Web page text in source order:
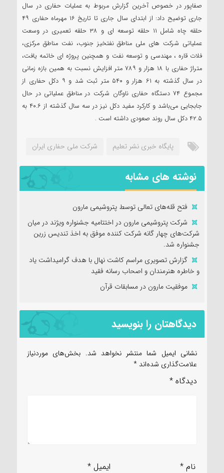
صفاپور در خصوص آخرین گزارش مربوط به عملیات حفاری در سال
جاری توضیح داد: از ابتدای سال جاری تا تاریخ ۱۶ مهرماه حفاری ۴۹
حلقه چاه شامل ۱۱ حلقه توسعه ای و ۳۸ حلقه تعمیری در وسعت
عملیاتی شرکت های ملی مناطق نفتخیز جنوب، نفت مناطق مرکزی،
فلات قاره ، مهندسی و توسعه نفت و همچنین پروژه ای خاتمه یافت،
متراژ حفاری با ۱۸ هزار و ۷۸۹ متر افزایش نسبت به همین بازه زمانی
در سال گذشته به ۶۱ هزار و ۵۴۰ متر ثبت شد و ۹ دکل حفاری از
مجموع ۷۴ دستگاه حفاری ناوگان شرکت در مناطق عملیاتی در حال
جابجایی می‌باشد و کارکرد مفید دکل نیز در سه سال گذشته از ۴۰.۶ به
۴۲.۵ دکل سال روند صعودی داشته است .
پایگاه خبری نشر تعلیم شرکت ملی حفاری ایران
نوشته های مشابه
فتح‌ قله‌های تعالی توسط پتروشیمی مارون
شرکت پتروشیمی مارون در اختتامیه جشنواره ویژند در میان
شرکت‌های چهار گانه شرکت کننده موفق به اخذ تندیس زرین
جشنواره شد.
گزارش تصویری مراسم کاشت نهال با هدف گرامیداشت یاد
و خاطره هنرمندان و اصحاب رسانه فقید
موفقیت مارون در مسابقات قرآن
دیدگاهتان را بنویسید
نشانی ایمیل شما منتشر نخواهد شد. بخش‌های موردنیاز
علامت‌گذاری شده‌اند *
دیدگاه *
نام* ایمیل*